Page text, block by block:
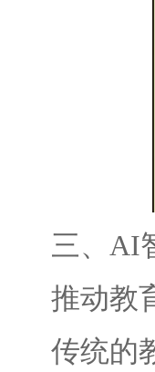
三、AI智
推动教
传统的教